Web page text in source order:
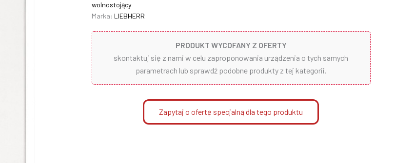
wolnostojący
Marka: LIEBHERR
PRODUKT WYCOFANY Z OFERTY
skontaktuj się z nami w celu zaproponowania urządzenia o tych samych
parametrach lub sprawdź podobne produkty z tej kategorii.
Zapytaj o ofertę specjalną dla tego produktu